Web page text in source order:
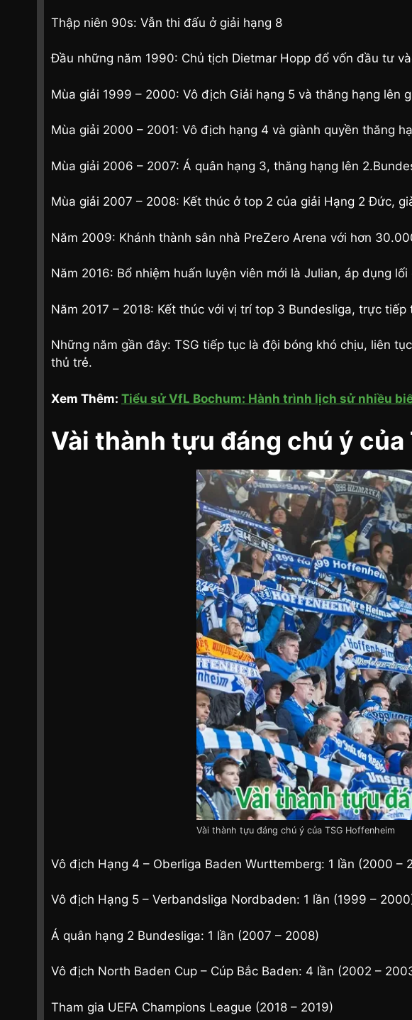
Thập niên 90s: Vẫn thi đấu ở giải hạng 8
Đầu những năm 1990: Chủ tịch Dietmar Hopp đổ vốn đầu tư
Mùa giải 1999 – 2000: Vô địch Giải hạng 5 và thăng hạng lên
Mùa giải 2000 – 2001: Vô địch hạng 4 và giành quyền thăng
Mùa giải 2006 – 2007: Á quân hạng 3, thăng hạng lên
Mùa giải 2007 – 2008: Kết thúc ở top 2 của giải Hạng 2 Đức,
Năm 2009: Khánh thành sân nhà PreZero Arena với hơn
Năm 2016: Bổ nhiệm huấn luyện viên mới là Julian, áp dụng
Năm 2017 – 2018: Kết thúc với vị trí top 3 Bundesliga, trực
Những năm gần đây: TSG tiếp tục là đội bóng khó chịu, liên
thủ trẻ.
Xem Thêm: Tiểu sử VfL Bochum: Hành trình lịch sử nhiều
Vài thành tựu đáng chú ý của
Vài thành tựu đáng chú ý của TSG Hoffenheim
Vô địch Hạng 4 – Oberliga Baden Wurttemberg: 1 lần (2000 –
Vô địch Hạng 5 – Verbandsliga Nordbaden: 1 lần (1999 –
Á quân hạng 2 Bundesliga: 1 lần (2007 – 2008)
Vô địch North Baden Cup – Cúp Bắc Baden: 4 lần (2002 –
Tham gia UEFA Champions League (2018 – 2019)